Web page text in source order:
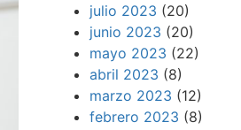
julio 2023 (20)
junio 2023 (20)
mayo 2023 (22)
abril 2023 (8)
marzo 2023 (12)
febrero 2023 (8)